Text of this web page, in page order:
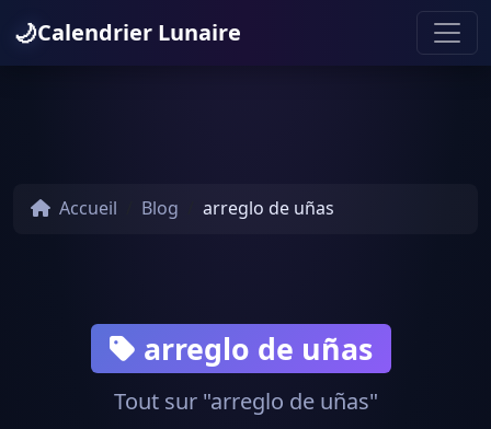
🌙Calendrier Lunaire
Accueil Blog arreglo de uñas
arreglo de uñas
Tout sur "arreglo de uñas"